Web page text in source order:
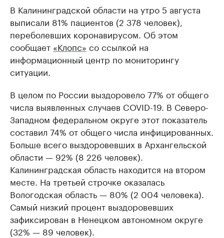
В Калининградской области на утро 5 августа
выписали 81% пациентов (2 378 человек),
переболевших коронавирусом. Об этом
сообщает «Клопс» со ссылкой на
информационный центр по мониторингу
ситуации.
В целом по России выздоровело 77% от общего
числа выявленных случаев COVID-19. В Северо-
Западном федеральном округе этот показатель
составил 74% от общего числа инфицированных.
Больше всего выздоровевших в Архангельской
области — 92% (8 226 человек).
Калининградская область находится на втором
месте. На третьей строчке оказалась
Вологодская область — 80% (2 004 человека).
Самый низкий процент выздоровевших
зафиксирован в Ненецком автономном округе
(32% — 89 человек).